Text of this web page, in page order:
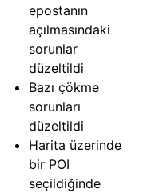
epostanın
açılmasındaki
sorunlar
düzeltildi
Bazı çökme
sorunları
düzeltildi
Harita üzerinde
bir POI
seçildiğinde